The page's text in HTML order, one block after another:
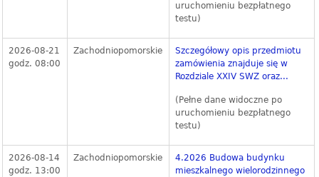
uruchomieniu bezpłatnego
testu)
2026-08-21
godz. 08:00
Zachodniopomorskie
Szczegółowy opis przedmiotu
zamówienia znajduje się w
Rozdziale XXIV SWZ oraz...
(Pełne dane widoczne po
uruchomieniu bezpłatnego
testu)
2026-08-14
godz. 13:00
Zachodniopomorskie
4.2026 Budowa budynku
mieszkalnego wielorodzinnego